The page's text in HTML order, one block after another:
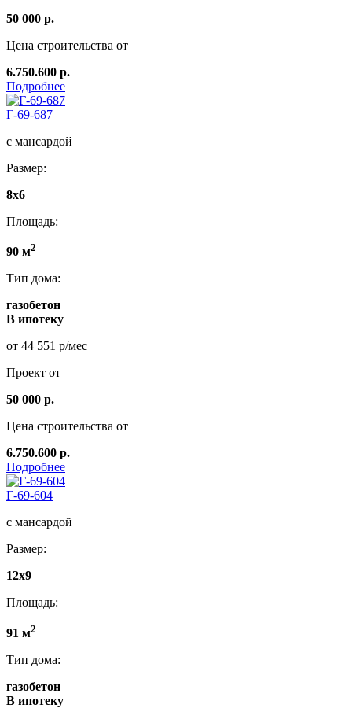
50 000 р.
Цена строительства от
6.750.600 р.
Подробнее
Г-69-687
с мансардой
Размер:
8x6
Площадь:
90 м2
Тип дома:
газобетон
В ипотеку
от 44 551 р/мес
Проект от
50 000 р.
Цена строительства от
6.750.600 р.
Подробнее
Г-69-604
с мансардой
Размер:
12х9
Площадь:
91 м2
Тип дома:
газобетон
В ипотеку